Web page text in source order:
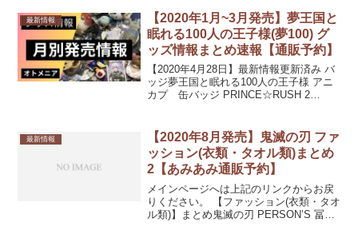
日：2021/07/中 発売予定12,4...
最新情報
【2020年1月~3月発売】夢王国と
眠れる100人の王子様(夢100) グ
ッズ情報まとめ速報【通販予約】
【2020年4月28日】最新情報更新済み バ
ッジ夢王国と眠れる100人の王子様 アニ
カプ 缶バッジ PRINCE☆RUSH 2
ュア・ぬいぐるみ類カー...
最新情報
【2020年8月発売】鬼滅の刃 ファ
ッション(衣類・タオル類)まとめ
2【あみあみ通販予約】
メインページへは上記のリンクからお戻
りください。 【ファッション(衣類・タオ
ル類)】まとめ鬼滅の刃 PERSON’S 冨岡